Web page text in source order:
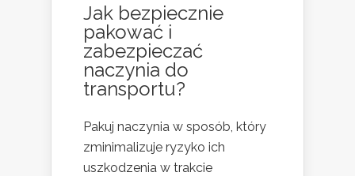
Jak bezpiecznie
pakować i
zabezpieczać
naczynia do
transportu?
Pakuj naczynia w sposób, który
zminimalizuje ryzyko ich
uszkodzenia w trakcie